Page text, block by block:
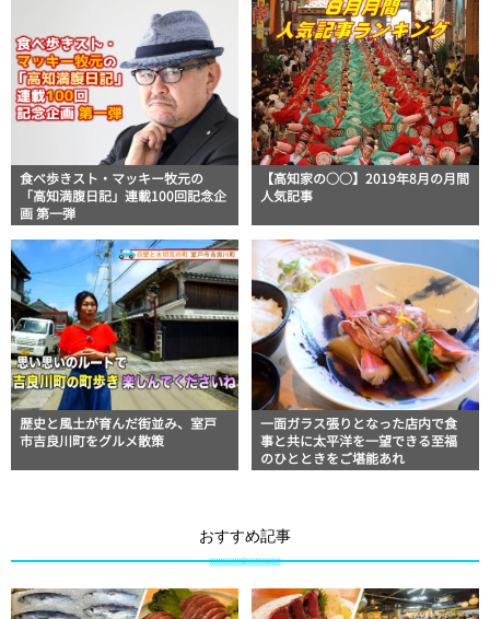
食べ歩きスト・マッキー牧元の
「高知満腹日記」連載100回記念企
画 第一弾
【高知家の○○】2019年8月の月間
人気記事
歴史と風土が育んだ街並み、室戸
市吉良川町をグルメ散策
一面ガラス張りとなった店内で食
事と共に太平洋を一望できる至福
のひとときをご堪能あれ
おすすめ記事